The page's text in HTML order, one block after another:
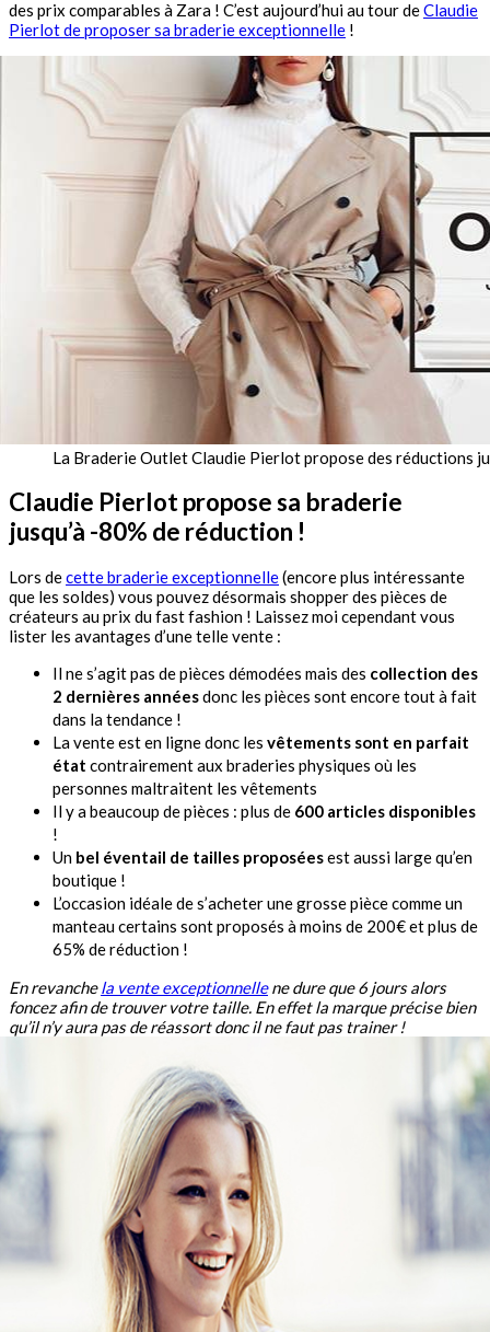
des prix comparables à Zara ! C’est aujourd’hui au tour deClaudie
Pierlot de proposer sa braderie exceptionnelle !
La Braderie Outlet Claudie Pierlot propose des réductions
Claudie Pierlot propose sa braderie
jusqu’à -80% de réduction !
Lors decette braderie exceptionnelle(encore plus intéressante
que les soldes) vous pouvez désormais shopper des pièces de
créateurs au prix du fast fashion ! Laissez moi cependant vous
lister les avantages d’une telle vente :
Il ne s’agit pas de pièces démodées mais des collection des
2 dernières annéesdonc les pièces sont encore tout à fait
dans la tendance !
La vente est en ligne donc les vêtements sont en parfait
état contrairement aux braderies physiques où les
personnes maltraitent les vêtements
Il y a beaucoup de pièces : plus de 600 articles disponibles
!
Un bel éventail de tailles proposéesest aussi large qu’en
boutique !
L’occasion idéale de s’acheter une grosse pièce comme un
manteau certains sont proposés à moins de 200€ et plus de
65% de réduction !
En revanchela vente exceptionnellene dure que 6 jours alors
foncez afin de trouver votre taille. En effet la marque précise bien
qu’il n’y aura pas de réassort donc il ne faut pas trainer !